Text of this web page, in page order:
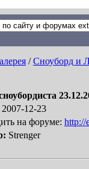
/Сноуборд и
2007-12-23
на форуме: http://
Strenger